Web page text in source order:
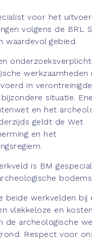
voor het
volgens de BRL
waardevol gebied.
werkzaamheden
in
situatie.
en het
geldt de Wet
en het
is BM
beide werkvelden bij
vlekkeloze en
de archeologische
Respect voor